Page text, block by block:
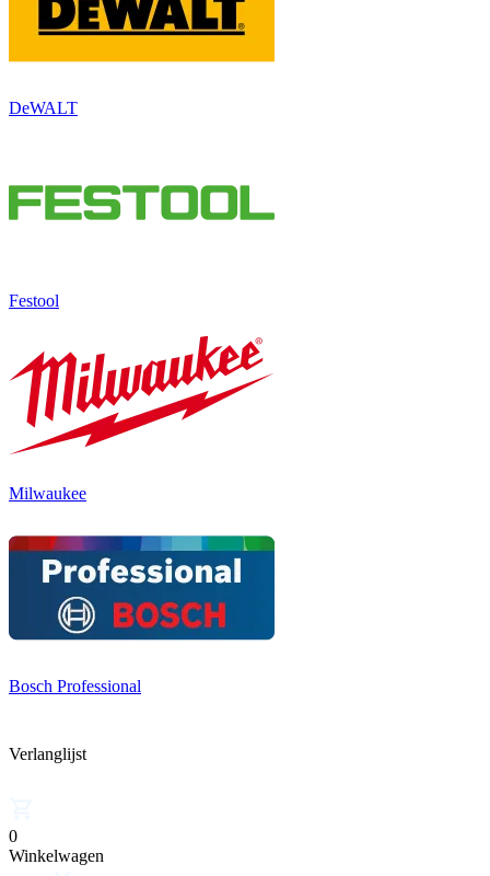
DeWALT
Festool
Milwaukee
Bosch Professional
Verlanglijst
0
Winkelwagen